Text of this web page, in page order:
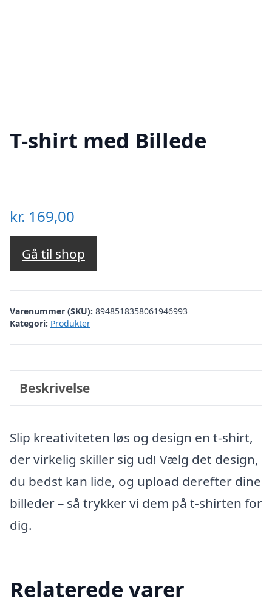
T-shirt med Billede
kr. 169,00
Gå til shop
Varenummer (SKU): 8948518358061946993
Kategori: Produkter
Beskrivelse
Slip kreativiteten løs og design en t-shirt,
der virkelig skiller sig ud! Vælg det design,
du bedst kan lide, og upload derefter dine
billeder – så trykker vi dem på t-shirten for
dig.
Relaterede varer